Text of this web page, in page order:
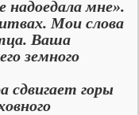
надоедала мне».
Мои слова
Ваша
земного
горы